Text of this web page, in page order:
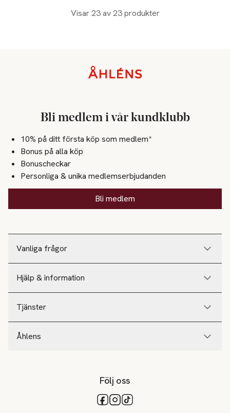
Visar 23 av 23 produkter
Vanliga frågor
Hjälp & information
Tjänster
Åhlens
Bli medlem i vår kundklubb
10% på ditt första köp som medlem*
Bonus på alla köp
Bonuscheckar
Personliga & unika medlemserbjudanden
Bli medlem
Följ oss